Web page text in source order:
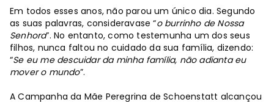
Em todos esses anos, não parou um único dia. Segundo
as suas palavras, consideravase “o burrinho de Nossa
Senhora”. No entanto, como testemunha um dos seus
filhos, nunca faltou no cuidado da sua família, dizendo:
“Se eu me descuidar da minha família, não adianta eu
mover o mundo”.
A Campanha da Mãe Peregrina de Schoenstatt alcançou